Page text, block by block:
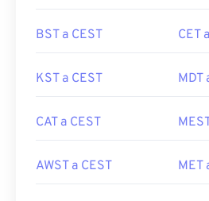
BST a CEST CET
KST a CEST MDT
CAT a CEST
AWST a CEST MET